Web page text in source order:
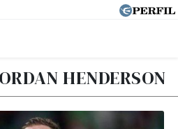
HENDERSON